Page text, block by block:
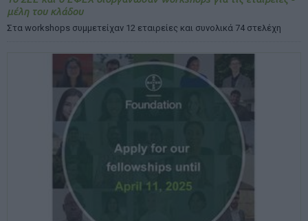
μέλη του κλάδου
Στα workshops συμμετείχαν 12 εταιρείες και συνολικά 74 στελέχη